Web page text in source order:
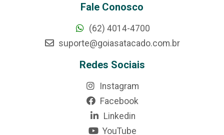
Fale Conosco
(62) 4014-4700
suporte@goiasatacado.com.br
Redes Sociais
Instagram
Facebook
Linkedin
YouTube